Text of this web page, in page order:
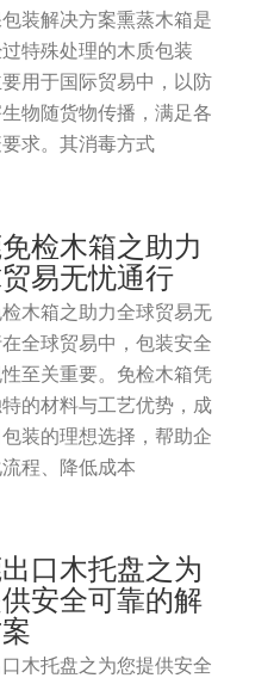
装解决方案熏蒸木箱是
特殊处理的木质包装
用于国际贸易中，以防
生物随货物传播，满足各
求。其消毒方式
检木箱之助力
易无忧通行
木箱之助力全球贸易无
全球贸易中，包装安全
至关重要。免检木箱凭
的材料与工艺优势，成
装的理想选择，帮助企
程、降低成本
口木托盘之为
安全可靠的解
木托盘之为您提供安全